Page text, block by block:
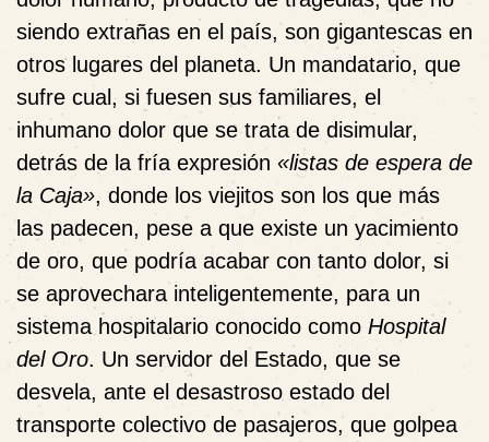
siendo extrañas en el país, son gigantescas en
otros lugares del planeta. Un mandatario, que
sufre cual, si fuesen sus familiares, el
inhumano dolor que se trata de disimular,
detrás de la fría expresión «listas de espera de
la Caja», donde los viejitos son los que más
las padecen, pese a que existe un yacimiento
de oro, que podría acabar con tanto dolor, si
se aprovechara inteligentemente, para un
sistema hospitalario conocido como Hospital
del Oro. Un servidor del Estado, que se
desvela, ante el desastroso estado del
transporte colectivo de pasajeros, que golpea